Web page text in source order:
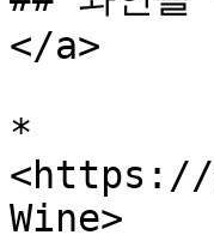
</a>
*
<https://
Wine>